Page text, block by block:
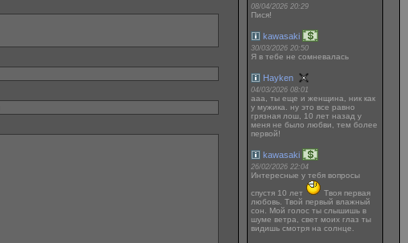
08/04/2026 20:29
Пися!
kawasaki
30/03/2026 20:50
Я в тебе не сомневалась
Hayken
04/03/2026 08:01
ааа, ты еще и женщина, ник как
у мужика. ну это все равно
грязная лош, 10 лет назад у
меня не было любви, тем более
первой!
kawasaki
26/02/2026 22:04
Интересные у тебя вопросы
спустя 10 лет
Твоя первая
любовь. Твой первый влажный
сон. Мой голос ты слышишь в
шуме ветра, свет моих глаз ты
видишь смотря на солнце.